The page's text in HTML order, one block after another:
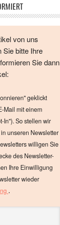
von uns
Sie bitte Ihre
Sie dann
geklickt
Mail mit einem
In"). So stellen wir
unseren Newsletter
willigen Sie
des Newsletter-
Ihre Einwilligung
wieder
.